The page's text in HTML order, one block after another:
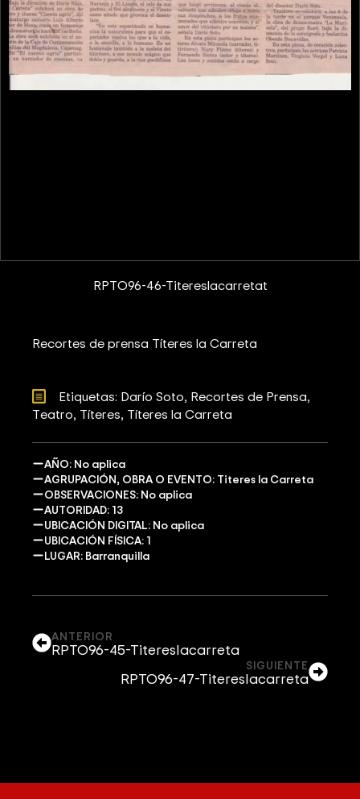
RPTO96-46-Titereslacarretat
Recortes de prensa Títeres la Carreta
Etiquetas: Darío Soto Recortes de Prensa
Teatro Títeres Títeres la Carreta
AÑO: No aplica
AGRUPACIÓN, OBRA O EVENTO: Titeres la Carreta
OBSERVACIONES: No aplica
AUTORIDAD: 13
UBICACIÓN DIGITAL: No aplica
UBICACIÓN FÍSICA: 1
LUGAR: Barranquilla
ANTERIOR
RPTO96-45-Titereslacarreta
SIGUIENTE
RPTO96-47-Titereslacarreta